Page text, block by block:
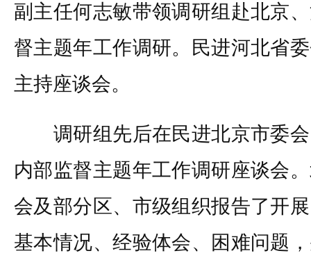
副主任何志敏带领调研组赴北京
督主题年工作调研。民进河北省
主持座谈会。
调研组先后在民进北京市委会
内部监督主题年工作调研座谈会
会及部分区、市级组织报告了开
基本情况、经验体会、困难问题